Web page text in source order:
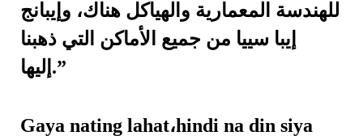
للهندسة المعمارية والهياكل هناك، وإيبانج
إيبا سييا من جميع الأماكن التي ذهبنا
إليها.”
Gaya nating lahat،hindi na din siya